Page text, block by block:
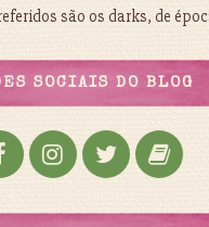
são os darks, de
SOCIAIS DO BLOG